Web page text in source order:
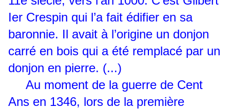
Ier Crespin qui l’a fait édifier en sa
baronnie. Il avait à l’origine un donjon
carré en bois qui a été remplacé par un
donjon en pierre. (...)
Au moment de la guerre de Cent
Ans en 1346, lors de la première